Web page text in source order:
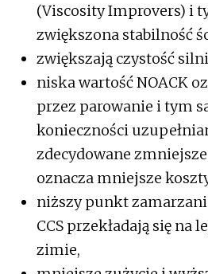
(Viscosity Improvers) i
zwiększona stabilność
zwiększają czystość
niska wartość NOACK
przez parowanie i tym
konieczności
zdecydowane
oznacza mniejsze
niższy punkt
CCS przekładają się na
zimie,